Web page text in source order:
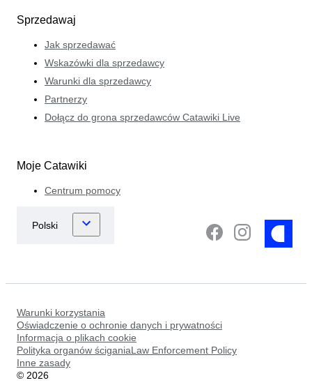
Sprzedawaj
Jak sprzedawać
Wskazówki dla sprzedawcy
Warunki dla sprzedawcy
Partnerzy
Dołącz do grona sprzedawców Catawiki Live
Moje Catawiki
Centrum pomocy
Warunki korzystania
Oświadczenie o ochronie danych i prywatności
Informacja o plikach cookie
Polityka organów ściganiaLaw Enforcement Policy
Inne zasady
© 2026